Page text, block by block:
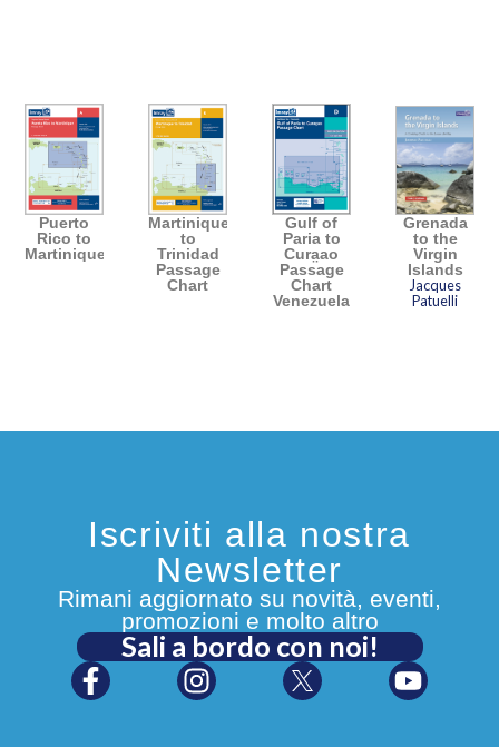
Puerto
Rico to
Martinique
Martinique
to
Trinidad
Passage
Chart
Gulf of
Paria to
Cura̤ao
Passage
Chart
Venezuela
Grenada
to the
Virgin
Islands
Jacques
Patuelli
Iscriviti alla nostra
Newsletter
Rimani aggiornato su novità, eventi,
promozioni e molto altro
Sali a bordo con noi!